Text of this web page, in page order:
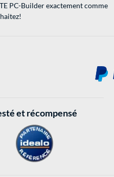
PC-Builder exactement comme
et récompensé